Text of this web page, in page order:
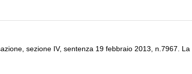
sezione IV, sentenza 19 febbraio 2013, n.7967.